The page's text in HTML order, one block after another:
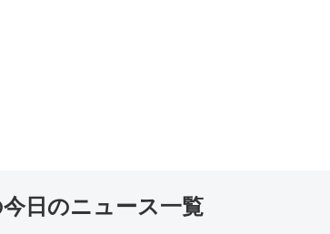
日のニュース一覧